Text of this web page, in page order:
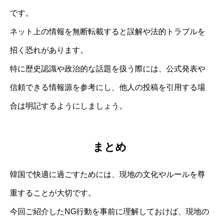
です。
ネット上の情報を無断転載すると誤解や法的トラブルを
招く恐れがあります。
特に歴史認識や政治的な話題を扱う際には、公式発表や
信頼できる情報源を参考にし、他人の投稿を引用する場
合は明記するようにしましょう。
まとめ
韓国で快適に過ごすためには、現地の文化やルールを尊
重することが大切です。
今回ご紹介したNG行動を事前に理解しておけば、現地の